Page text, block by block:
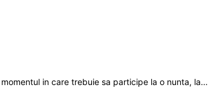
in care trebuie sa participe la o nunta, la…